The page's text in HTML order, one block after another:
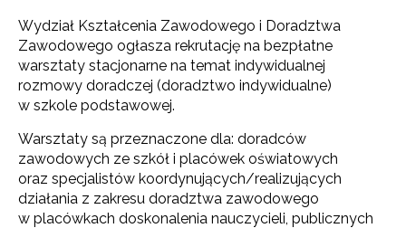
Wydział Kształcenia Zawodowego i Doradztwa
Zawodowego ogłasza rekrutację na bezpłatne
warsztaty stacjonarne na temat indywidualnej
rozmowy doradczej (doradztwo indywidualne)
w szkole podstawowej.
Warsztaty są przeznaczone dla: doradców
zawodowych ze szkół i placówek oświatowych
oraz specjalistów koordynujących/realizujących
działania z zakresu doradztwa zawodowego
w placówkach doskonalenia nauczycieli, publicznych